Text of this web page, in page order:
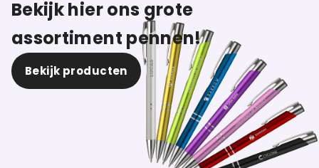
Bekijk hier ons grote
assortiment pennen!
Bekijk producten